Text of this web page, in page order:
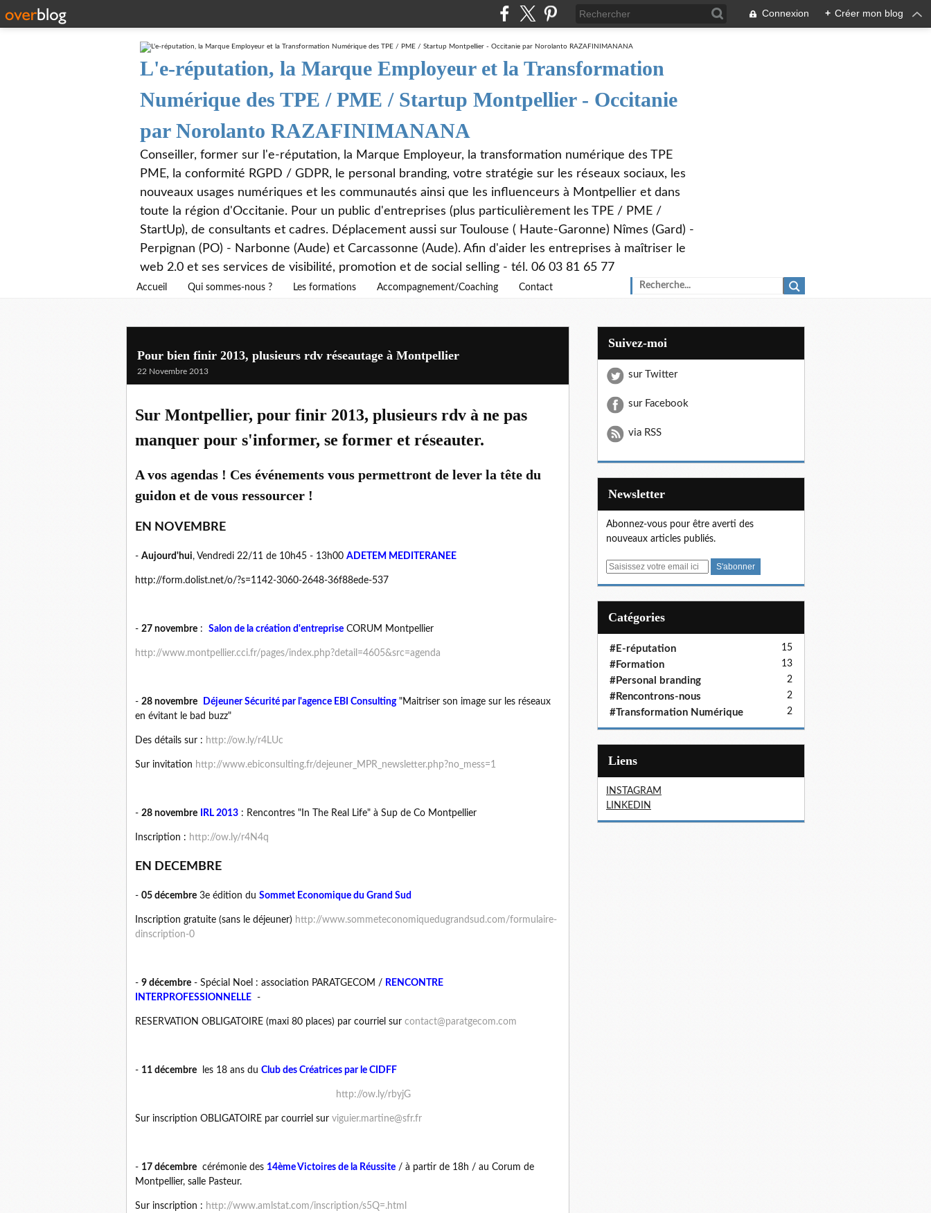
Connexion + Créer mon blog
L'e-réputation, la Marque Employeur et la Transformation
Numérique des TPE / PME / Startup Montpellier - Occitanie
par Norolanto RAZAFINIMANANA
Conseiller, former sur l'e-réputation, la Marque Employeur, la transformation numérique des TPE
PME, la conformité RGPD / GDPR, le personal branding, votre stratégie sur les réseaux sociaux, les
nouveaux usages numériques et les communautés ainsi que les influenceurs à Montpellier et dans
toute la région d'Occitanie. Pour un public d'entreprises (plus particulièrement les TPE / PME /
StartUp), de consultants et cadres. Déplacement aussi sur Toulouse ( Haute-Garonne) Nîmes (Gard) -
Perpignan (PO) - Narbonne (Aude) et Carcassonne (Aude). Afin d'aider les entreprises à maîtriser le
web 2.0 et ses services de visibilité, promotion et de social selling - tél. 06 03 81 65 77
Accueil Qui sommes-nous ? Les formations Accompagnement/Coaching Contact
Pour bien finir 2013, plusieurs rdv réseautage à Montpellier
22 Novembre 2013
Sur Montpellier, pour finir 2013, plusieurs rdv à ne pas
manquer pour s'informer, se former et réseauter.
A vos agendas ! Ces événements vous permettront de lever la tête du
guidon et de vous ressourcer !
EN NOVEMBRE
- Aujourd'hui, Vendredi 22/11 de 10h45 - 13h00 ADETEM MEDITERANEE
http://form.dolist.net/o/?s=1142-3060-2648-36f88ede-537
- 27 novembre : Salon de la création d'entreprise CORUM Montpellier
http://www.montpellier.cci.fr/pages/index.php?detail=4605&src=agenda
- 28 novembre Déjeuner Sécurité par l'agence EBI Consulting"Maitriser son image sur les réseaux
en évitant le bad buzz"
Des détails sur : http://ow.ly/r4LUc
Sur invitation http://www.ebiconsulting.fr/dejeuner_MPR_newsletter.php?no_mess=1
- 28 novembre IRL 2013 : Rencontres "In The Real Life" à Sup de Co Montpellier
Inscription : http://ow.ly/r4N4q
EN DECEMBRE
- 05 décembre 3e édition du Sommet Economique du Grand Sud
Inscription gratuite (sans le déjeuner) http://www.sommeteconomiquedugrandsud.com/formulaire-
dinscription-0
- 9 décembre - Spécial Noel : association PARATGECOM / RENCONTRE
INTERPROFESSIONNELLE -
RESERVATION OBLIGATOIRE (maxi 80 places) par courriel sur contact@paratgecom.com
- 11 décembre les 18 ans du Club des Créatrices par le CIDFF
http://ow.ly/rbyjG
Sur inscription OBLIGATOIRE par courriel sur viguier.martine@sfr.fr
- 17 décembre cérémonie des 14ème Victoires de la Réussite / à partir de 18h / au Corum de
Montpellier, salle Pasteur.
Sur inscription : http://www.amlstat.com/inscription/s5Q=.html
Suivez-moi
sur Twitter
sur Facebook
via RSS
Newsletter
Abonnez-vous pour être averti des
nouveaux articles publiés.
E
Catégories
#E-réputation 15
#Formation 13
#Personal branding 2
#Rencontrons-nous 2
#Transformation Numérique 2
Liens
INSTAGRAM
LINKEDIN